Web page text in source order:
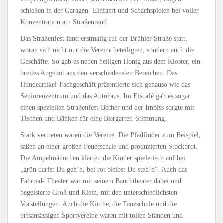
schießen in der Garagen- Einfahrt und Schachspielen bei voller
Konzentration am Straßenrand.
Das Straßenfest fand erstmalig auf der Brühler Straße statt,
woran sich nicht nur die Vereine beteiligten, sondern auch die
Geschäfte. So gab es neben heiligen Honig aus dem Kloster, ein
breites Angebot aus den verschiedensten Bereichen. Das
Hundeartikel-Fachgeschäft präsentierte sich genauso wie das
Seniorenzentrum und das Autohaus. Im Eiscafé gab es sogar
einen speziellen Straßenfest-Becher und der Imbiss sorgte mit
Tischen und Bänken für eine Biergarten-Stimmung.
Stark vertreten waren die Vereine. Die Pfadfinder zum Beispiel,
saßen an einer großen Feuerschale und produzierten Stockbrot.
Die Ampelmännchen klärten die Kinder spielerisch auf bei
„grün darfst Du geh’n, bei rot bleibst Du steh’n“. Auch das
Fahrrad- Theater war mit seinem Bauchtheater dabei und
begeisterte Groß und Klein, mit den unterschiedlichsten
Vorstellungen. Auch die Kirche, die Tanzschule und die
ortsansässigen Sportvereine waren mit tollen Ständen und